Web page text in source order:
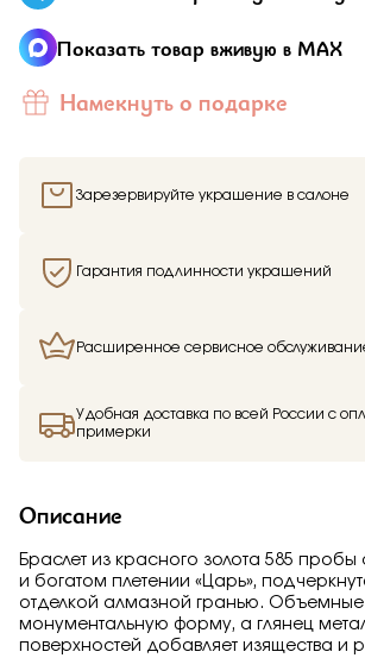
Показать товар вживую в MAX
Намекнуть о подарке
Зарезервируйте украшение в салоне
Гарантия подлинности украшений
Расширенное сервисное
Удобная доставка по всей России с
примерки
Описание
Браслет из красного золота 585
и богатом плетении «Царь»,
отделкой алмазной гранью. Объемные
монументальную форму, а глянец
поверхностей добавляет изящества